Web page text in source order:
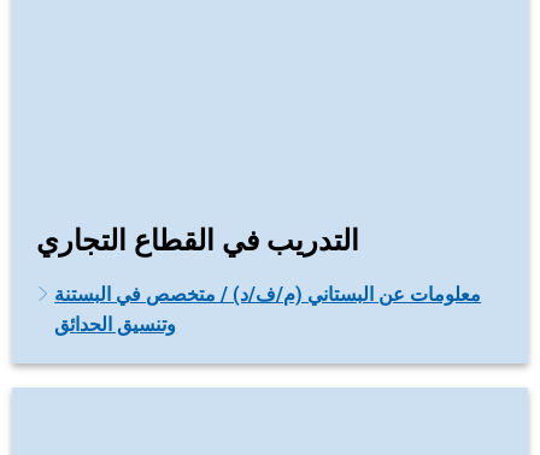
التدريب في القطاع التجاري
معلومات عن البستاني (م/ف/د) / متخصص في البستنة
وتنسيق الحدائق